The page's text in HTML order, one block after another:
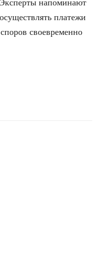
напоминают
платежи
своевременно